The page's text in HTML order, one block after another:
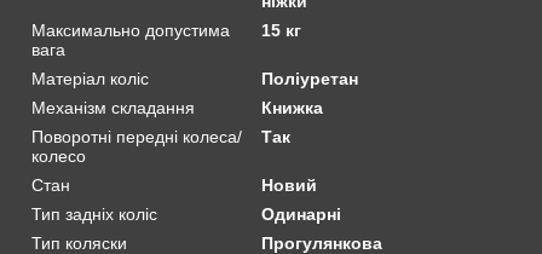
Максимально допустима
вага
15 кг
Матеріал коліс
Поліуретан
Механізм складання
Книжка
Поворотні передні колеса/
колесо
Так
Стан
Новий
Тип задніх коліс
Одинарні
Тип коляски
Прогулянкова